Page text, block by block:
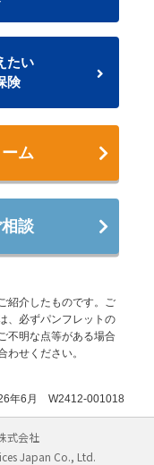
たい
険
ム
談
紹介したものです。ご
、必ずパンフレットの
不明な点等がある場合
わせください。
年6月 W2412-001018
式会社
Japan Co., Ltd.